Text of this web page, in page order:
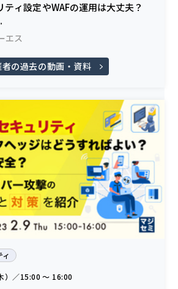
ティ設定やWAFの運用は大丈夫？
エス
者の過去の動画・資料
）／15:00 〜 16:00